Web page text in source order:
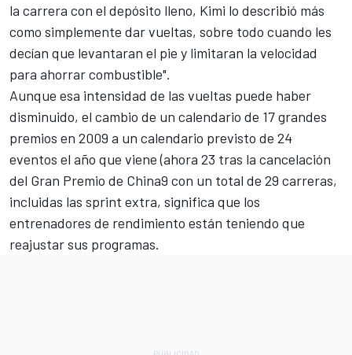
la carrera con el depósito lleno, Kimi lo describió más
como simplemente dar vueltas, sobre todo cuando les
decían que levantaran el pie y limitaran la velocidad
para ahorrar combustible".
Aunque esa intensidad de las vueltas puede haber
disminuido, el cambio de un calendario de 17 grandes
premios en 2009 a un calendario previsto de 24
eventos el año que viene (ahora 23 tras la cancelación
del Gran Premio de China9 con un total de 29 carreras,
incluidas las sprint extra, significa que los
entrenadores de rendimiento están teniendo que
reajustar sus programas.